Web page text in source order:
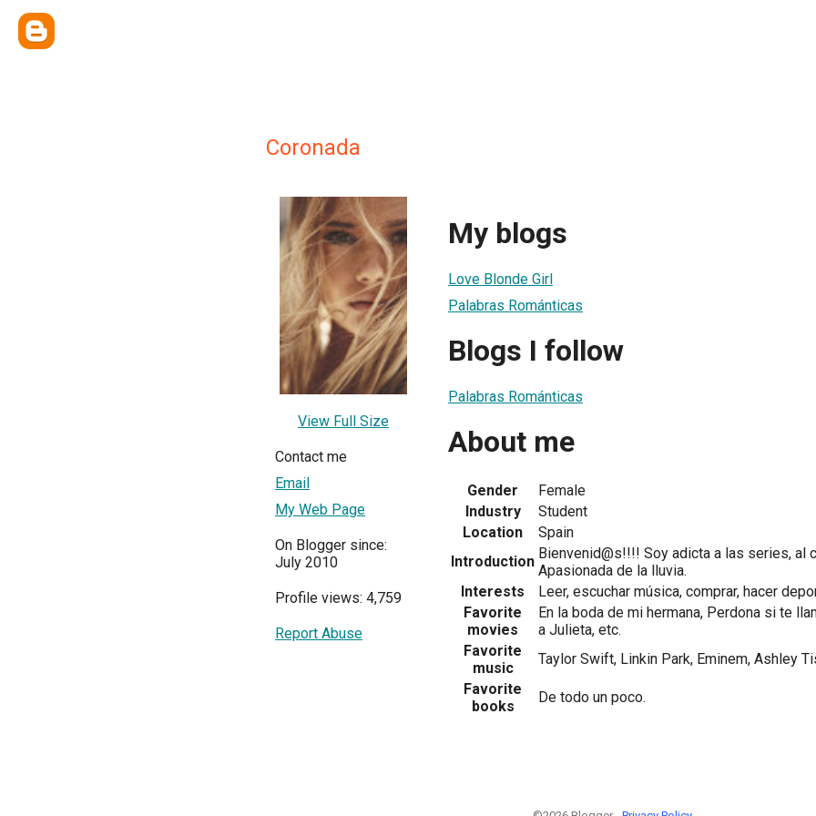
Coronada
View Full Size
Contact me
Email
My Web Page
On Blogger since:
July 2010
Profile views: 4,759
Report Abuse
My blogs
Love Blonde Girl
Palabras Románticas
Blogs I follow
Palabras Románticas
About me
Gender
Female
Industry
Student
Location
Spain
Introduction Bienvenid@s!!!! Soy adicta a las series, al
Apasionada de la lluvia.
Interests
Leer, escuchar música, comprar, hacer
Favorite
movies
En la boda de mi hermana, Perdona si te
a Julieta, etc.
Favorite
music
Taylor Swift, Linkin Park, Eminem, Ashley
Favorite
books
De todo un poco.